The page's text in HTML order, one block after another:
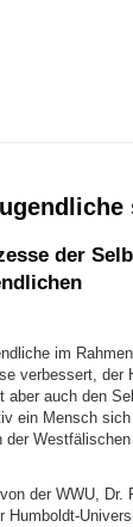
der
im
verbessert,
auch den
ein Mensch
der WWU,
Humboldt-